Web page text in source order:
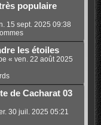
populaire
15 sept. 2025 09:38
les étoiles
« ven. 22 août 2025
de Cacharat 03
30 juil. 2025 05:21